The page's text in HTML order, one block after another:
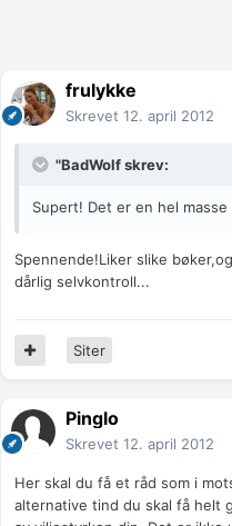
frulykke
Skrevet 12. april 2012
"BadWolf skrev:
Supert! Det er en hel
Spennende!Liker slike
dårlig selvkontroll...
Siter
Pinglo
Skrevet 12. april 2012
Her skal du få et råd som i
alternative tind du skal få helt